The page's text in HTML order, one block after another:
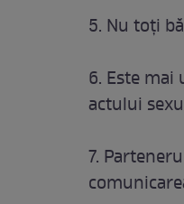
5. Nu toţi
6. Este
actului
7.